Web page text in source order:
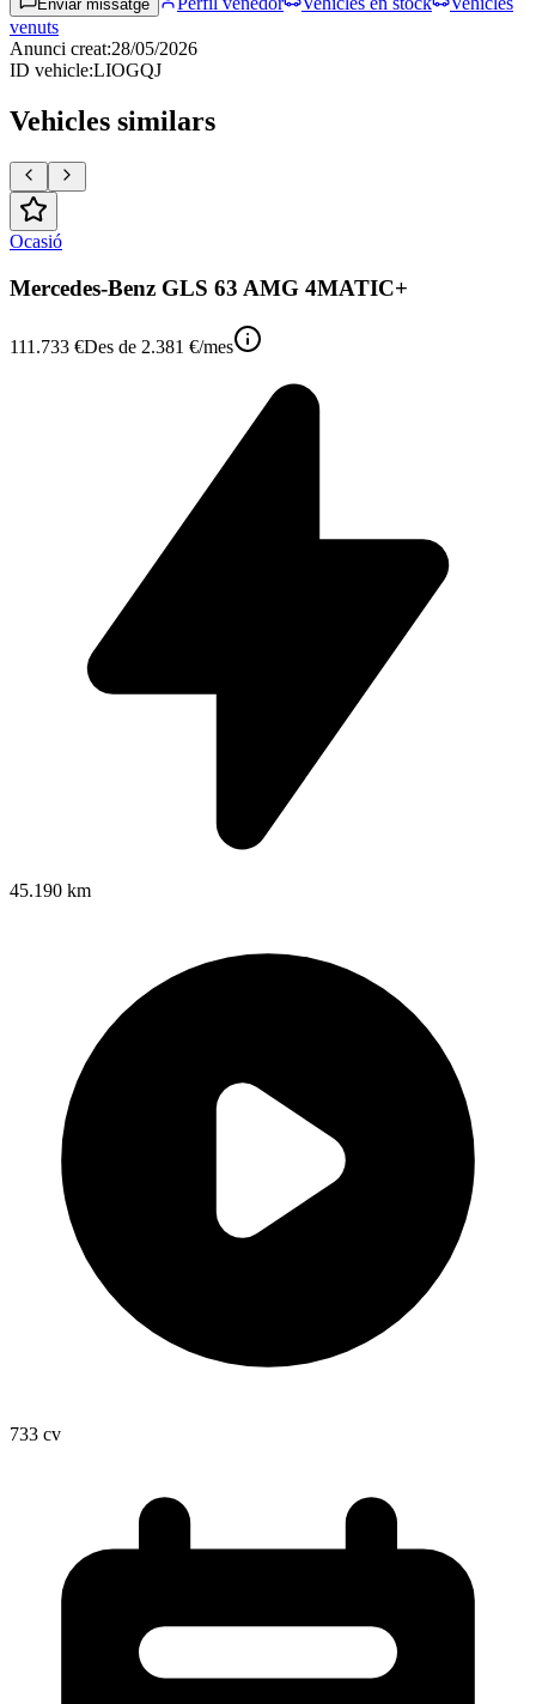
Enviar missatge
venuts
Anunci creat:28/05/2026
ID vehicle:LIOGQJ
Vehicles similars
Ocasió
Mercedes-Benz GLS 63 AMG 4MATIC+
111.733 €Des de 2.381 €/mes
45.190 km
733 cv